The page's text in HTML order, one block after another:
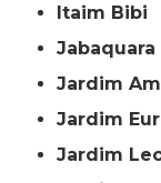
Itaim Bibi
Jabaquara
Jardim
Jardim
Jardim